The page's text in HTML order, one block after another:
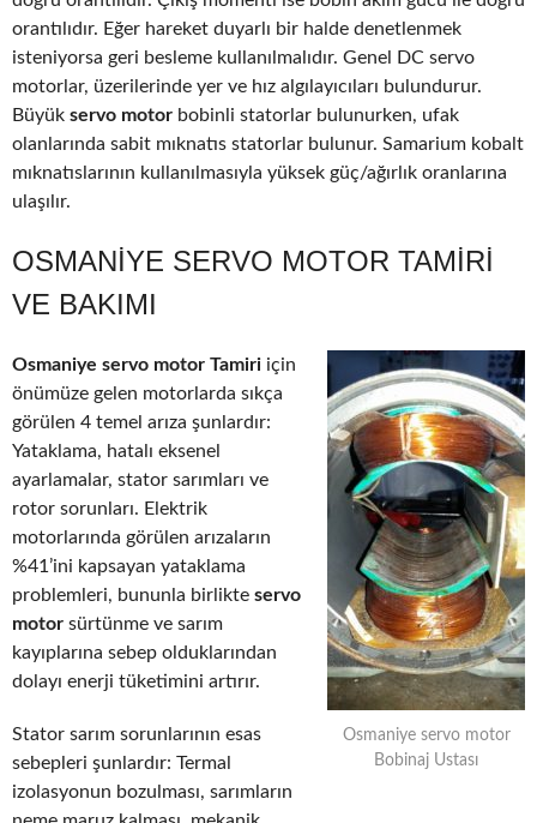
orantılıdır. Eğer hareket duyarlı bir halde denetlenmek
isteniyorsa geri besleme kullanılmalıdır. Genel DC servo
motorlar, üzerilerinde yer ve hız algılayıcıları bulundurur.
Büyük servo motor bobinli statorlar bulunurken, ufak
olanlarında sabit mıknatıs statorlar bulunur. Samarium kobalt
mıknatıslarının kullanılmasıyla yüksek güç/ağırlık oranlarına
ulaşılır.
OSMANIYE SERVO MOTOR TAMIRI
VE BAKIMI
Osmaniye servo motor
Bobinaj Ustası
Osmaniye servo motor Tamiri için
önümüze gelen motorlarda sıkça
görülen 4 temel arıza şunlardır:
Yataklama, hatalı eksenel
ayarlamalar, stator sarımları ve
rotor sorunları. Elektrik
motorlarında görülen arızaların
%41’ini kapsayan yataklama
problemleri, bununla birlikte servo
motor sürtünme ve sarım
kayıplarına sebep olduklarından
dolayı enerji tüketimini artırır.
Stator sarım sorunlarının esas
sebepleri şunlardır: Termal
izolasyonun bozulması, sarımların